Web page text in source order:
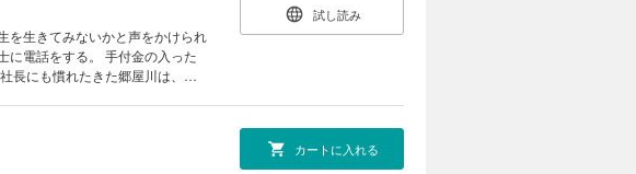
を生きてみないかと声をかけられ
電話をする。 手付金の入った
。 すべての資料に目を通したあ
試し読み
カートに入れる